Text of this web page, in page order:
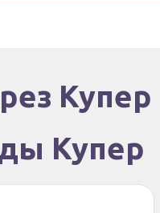
Купер
Купер